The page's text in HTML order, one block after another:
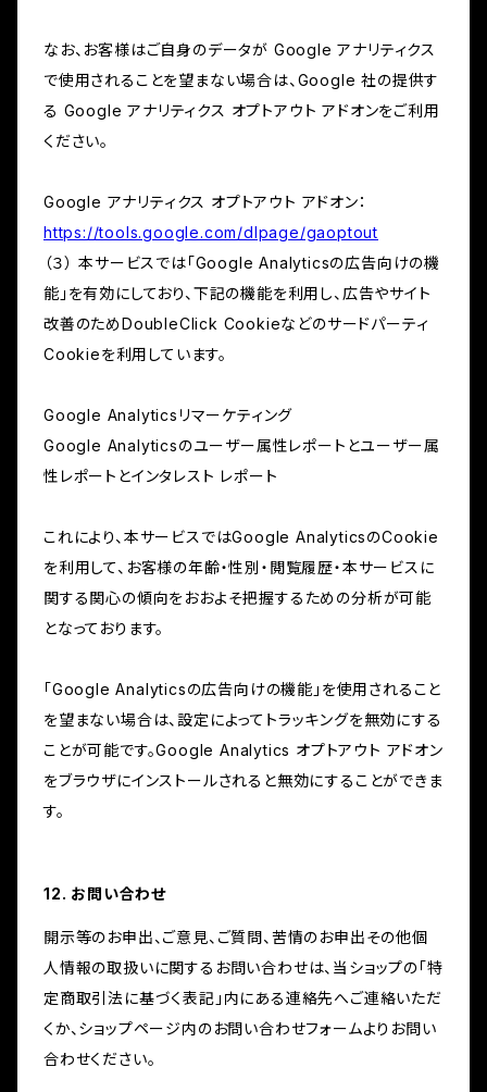
なお、お客様はご自身のデータが Google アナリティクス
で使用されることを望まない場合は、Google 社の提供す
る Google アナリティクス オプトアウト アドオンをご利用
ください。
Google アナリティクス オプトアウト アドオン：
https://tools.google.com/dlpage/gaoptout
（３） 本サービスでは「Google Analyticsの広告向けの機
能」を有効にしており、下記の機能を利用し、広告やサイト
改善のためDoubleClick Cookieなどのサードパーティ
Cookieを利用しています。
Google Analyticsリマーケティング
Google Analyticsのユーザー属性レポートとユーザー属
性レポートとインタレスト レポート
これにより、本サービスではGoogle AnalyticsのCookie
を利用して、お客様の年齢・性別・閲覧履歴・本サービスに
関する関心の傾向をおおよそ把握するための分析が可能
となっております。
「Google Analyticsの広告向けの機能」を使用されること
を望まない場合は、設定によってトラッキングを無効にする
ことが可能です。Google Analytics オプトアウト アドオン
をブラウザにインストールされると無効にすることができま
す。
12. お問い合わせ
開示等のお申出、ご意見、ご質問、苦情のお申出その他個
人情報の取扱いに関するお問い合わせは、当ショップの「特
定商取引法に基づく表記」内にある連絡先へご連絡いただ
くか、ショップページ内のお問い合わせフォームよりお問い
合わせください。